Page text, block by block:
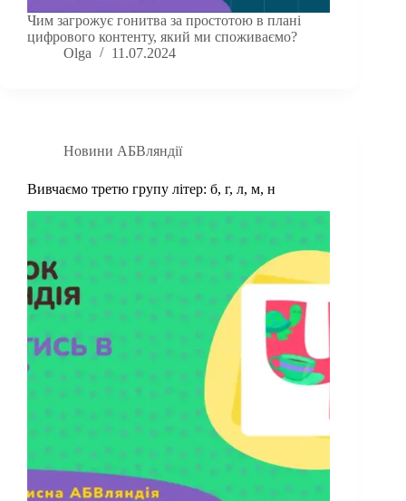
Чим загрожує гонитва за простотою в плані
цифрового контенту, який ми споживаємо?
Olga
11.07.2024
Новини АБВляндії
Вивчаємо третю групу літер: б, г, л, м, н